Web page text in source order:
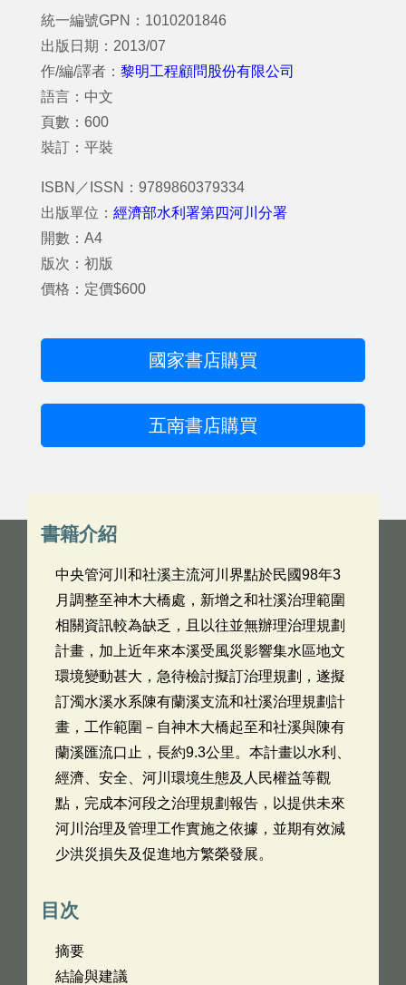
統一編號GPN：1010201846
出版日期：2013/07
作/編/譯者： 黎明工程顧問股份有限公司
語言：中文
頁數：600
裝訂：平裝
ISBN／ISSN：9789860379334
出版單位： 經濟部水利署第四河川分署
開數：A4
版次：初版
價格：定價$600
國家書店購買
五南書店購買
書籍介紹
中央管河川和社溪主流河川界點於民國98年3
月調整至神木大橋處，新增之和社溪治理範圍
相關資訊較為缺乏，且以往並無辦理治理規劃
計畫，加上近年來本溪受風災影響集水區地文
環境變動甚大，急待檢討擬訂治理規劃，遂擬
訂濁水溪水系陳有蘭溪支流和社溪治理規劃計
畫，工作範圍－自神木大橋起至和社溪與陳有
蘭溪匯流口止，長約9.3公里。本計畫以水利、
經濟、安全、河川環境生態及人民權益等觀
點，完成本河段之治理規劃報告，以提供未來
河川治理及管理工作實施之依據，並期有效減
少洪災損失及促進地方繁榮發展。
目次
摘要
結論與建議